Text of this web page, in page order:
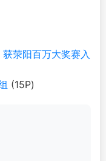
荥阳百万大奖赛入
(15P)